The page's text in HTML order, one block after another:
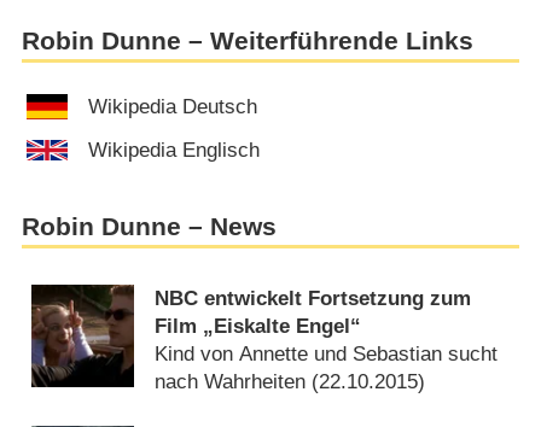
Robin Dunne – Weiterführende Links
Wikipedia Deutsch
Wikipedia Englisch
Robin Dunne – News
NBC entwickelt Fortsetzung zum
Film „Eiskalte Engel“
Kind von Annette und Sebastian sucht
nach Wahrheiten (22.10.2015)